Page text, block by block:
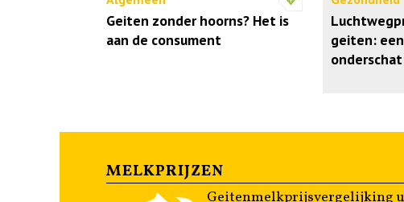
Geiten zonder hoorns? Het is
aan de consument
geiten:
MELKPRIJZEN
Geitenmelkprijsvergelijking